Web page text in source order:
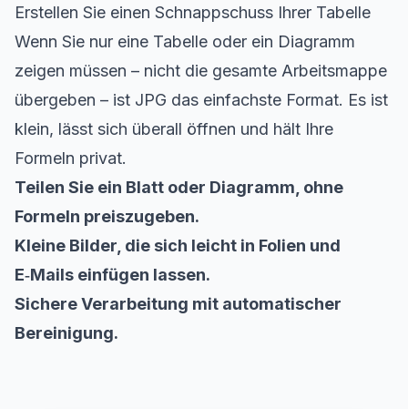
Erstellen Sie einen Schnappschuss Ihrer Tabelle
Wenn Sie nur eine Tabelle oder ein Diagramm
zeigen müssen – nicht die gesamte Arbeitsmappe
übergeben – ist JPG das einfachste Format. Es ist
klein, lässt sich überall öffnen und hält Ihre
Formeln privat.
Teilen Sie ein Blatt oder Diagramm, ohne
Formeln preiszugeben.
Kleine Bilder, die sich leicht in Folien und
E‑Mails einfügen lassen.
Sichere Verarbeitung mit automatischer
Bereinigung.